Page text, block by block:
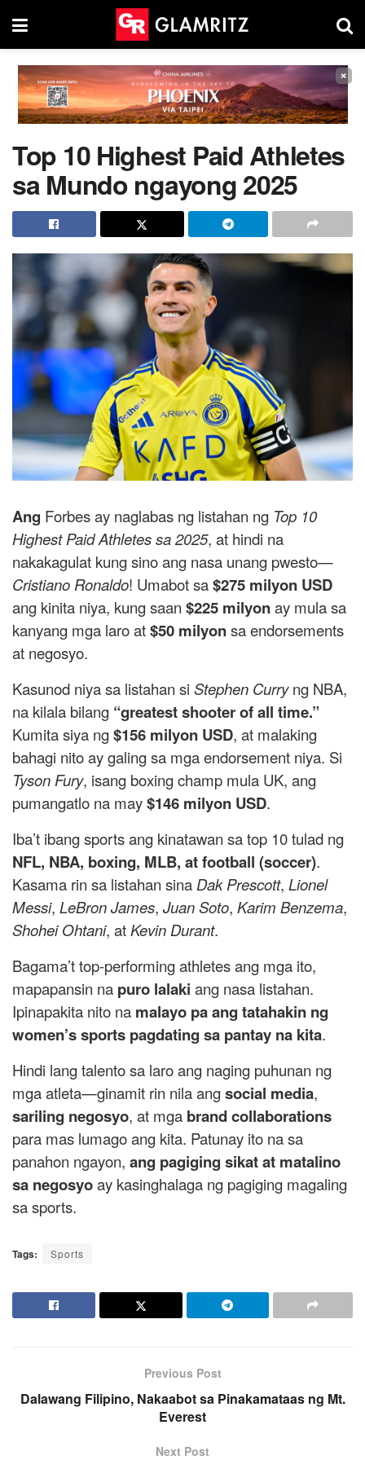
×
Top 10 Highest Paid Athletes
sa Mundo ngayong 2025
Ang Forbes ay naglabas ng listahan ng Top 10
Highest Paid Athletes sa 2025, at hindi na
nakakagulat kung sino ang nasa unang pwesto—
Cristiano Ronaldo! Umabot sa$275 milyon USD
ang kinita niya, kung saan $225 milyonay mula sa
kanyang mga laro at$50 milyonsa endorsements
at negosyo.
Kasunod niya sa listahan si Stephen Curryng NBA,
na kilala bilang “greatest shooter of all time.”
Kumita siya ng$156 milyon USD, at malaking
bahagi nito ay galing sa mga endorsement niya. Si
Tyson Fury, isang boxing champ mula UK, ang
pumangatlo na may$146 milyon USD.
Iba’t ibang sports ang kinatawan sa top 10 tulad ng
NFL, NBA, boxing, MLB, at football (soccer).
Kasama rin sa listahan sina Dak Prescott, Lionel
Messi, LeBron James, Juan Soto, Karim Benzema,
Shohei Ohtani, atKevin Durant.
Bagama’t top-performing athletes ang mga ito,
mapapansin na puro lalaki ang nasa listahan.
Ipinapakita nito na malayo pa ang tatahakin ng
women’s sports pagdating sa pantay na kita.
Hindi lang talento sa laro ang naging puhunan ng
mga atleta—ginamit rin nila angsocial media,
sariling negosyo, at mga brand collaborations
para mas lumago ang kita. Patunay ito na sa
panahon ngayon, ang pagiging sikat at matalino
sa negosyoay kasinghalaga ng pagiging magaling
sa sports.
Tags: Sports
Previous Post
Dalawang Filipino, Nakaabot sa Pinakamataas ng Mt.
Everest
Next Post